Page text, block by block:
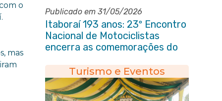
o
mas
Publicado em 31/05/2026
Itaboraí 193 anos: 23º Encontro
Nacional de Motociclistas
encerra as comemorações do
Turismo e Eventos